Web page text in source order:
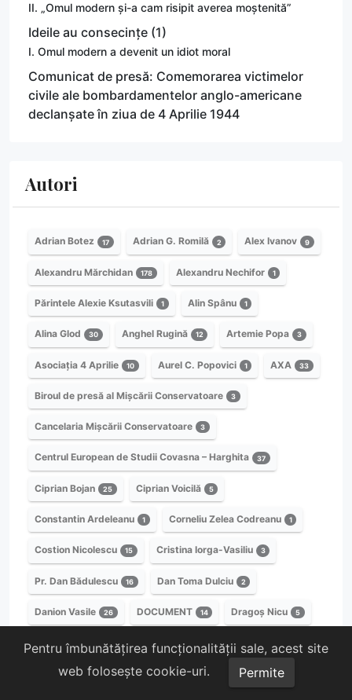
II. „Omul modern și-a cam risipit averea moștenită”
Ideile au consecințe (1)
I. Omul modern a devenit un idiot moral
Comunicat de presă: Comemorarea victimelor
civile ale bombardamentelor anglo-americane
declanșate în ziua de 4 Aprilie 1944
Autori
Adrian Botez 17 Adrian G. Romilă 2 Alex Ivanov 9
Alexandru Mărchidan 178 Alexandru Nechifor 1
Părintele Alexie Ksutasvili 1 Alin Spânu 1
Alina Glod 30 Anghel Rugină 12 Artemie Popa 3
Asociația 4 Aprilie 10 Aurel C. Popovici 1 AXA 33
Biroul de presă al Mișcării Conservatoare 3
Cancelaria Mișcării Conservatoare 3
Centrul European de Studii Covasna – Harghita 37
Ciprian Bojan 25 Ciprian Voicilă 5
Constantin Ardeleanu 1 Corneliu Zelea Codreanu 1
Costion Nicolescu 15 Cristina Iorga-Vasiliu 3
Pr. Dan Bădulescu 16 Dan Toma Dulciu 2
Danion Vasile 26 DOCUMENT 14 Dragoș Nicu 5
Eduard Țugui 8 Eleodorus Enăchescu
Prof. Eleonora Becea 1 Emil Niculescu
Pentru îmbunătățirea funcționalității sale, acest site
web folosește cookie-uri.
Permite